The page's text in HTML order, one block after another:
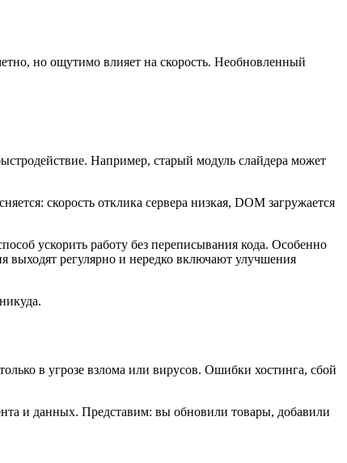
но ощутимо влияет на скорость. Необновленный
Например, старый модуль слайдера может
скорость отклика сервера низкая, DOM загружается
ускорить работу без переписывания кода. Особенно
выходят регулярно и нередко включают улучшения
в угрозе взлома или вирусов. Ошибки хостинга, сбой
и данных. Представим: вы обновили товары, добавили